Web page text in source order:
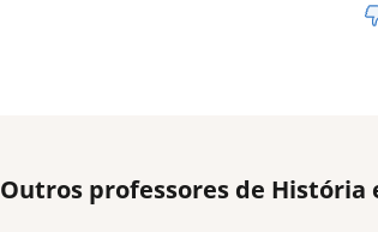
Outros professores de História